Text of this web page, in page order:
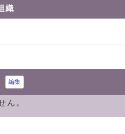
織
編集
ん。